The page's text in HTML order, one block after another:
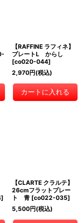
【RAFFINE ラフィネ】
プレートL からし
[co020-044]
2,970円(税込)
カートに入れる
]
【CLARTE クラルテ】
26cmフラットプレー
ト 青 [co022-035]
5,500円(税込)